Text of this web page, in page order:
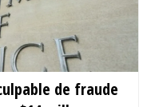
de fraude